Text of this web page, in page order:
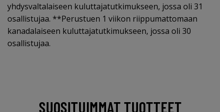
yhdysvaltalaiseen kuluttajatutkimukseen, jossa oli 31
osallistujaa. **Perustuen 1 viikon riippumattomaan
kanadalaiseen kuluttajatutkimukseen, jossa oli 30
osallistujaa.
SUOSITUIMMAT TUOTTEET